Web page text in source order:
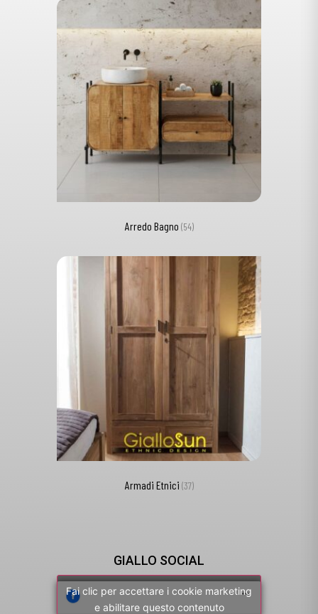
Arredo Bagno (54)
Armadi Etnici (37)
GIALLO SOCIAL
Fai clic per accettare i cookie marketing
e abilitare questo contenuto